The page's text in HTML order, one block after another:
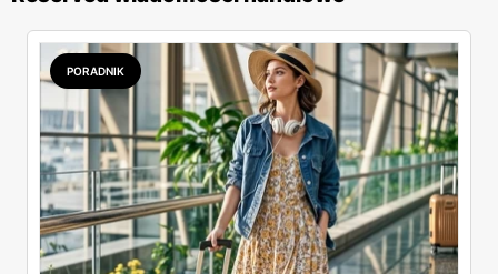
PORADNIK